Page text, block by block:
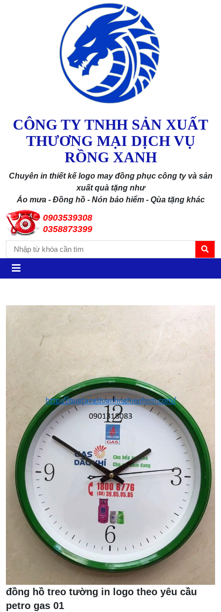
CÔNG TY TNHH SẢN XUẤT
THƯƠNG MẠI DỊCH VỤ
RỒNG XANH
Chuyên in thiết kế logo may đồng phục công ty và sản
xuất quà tặng như
Áo mưa - Đồng hồ - Nón bảo hiểm - Qùa tặng khác
0903539308
0358873399
đồng hồ treo tường in logo theo yêu cầu
petro gas 01